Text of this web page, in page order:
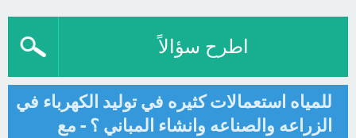
اطرح سؤالاً
للمياه استعمالات كثيره في توليد الكهرباء في
الزراعه والصناعه وانشاء المباني ؟ - مع